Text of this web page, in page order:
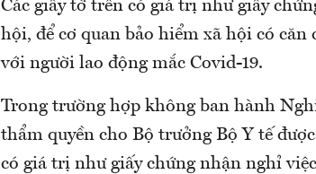
Các giấy tờ trên có giá trị như giấy
hội, để cơ quan bảo hiểm xã hội có
với người lao động mắc Covid-19.
Trong trường hợp không ban hành
thẩm quyền cho Bộ trưởng Bộ Y tế
có giá trị như giấy chứng nhận nghỉ